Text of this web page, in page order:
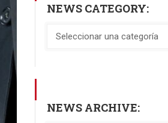
NEWS CATEGORY:
NEWS ARCHIVE: